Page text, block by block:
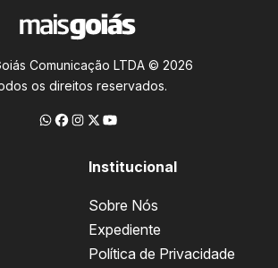
Comunicação LTDA © 2026
os direitos reservados.
Institucional
Sobre Nós
Expediente
Política de Privacidade